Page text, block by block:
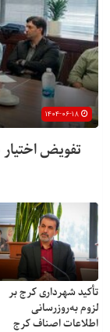
تفویض
تأکید شهرداری کرج بر
لزوم به‌روزرسانی
اطلاعات اصناف کرج